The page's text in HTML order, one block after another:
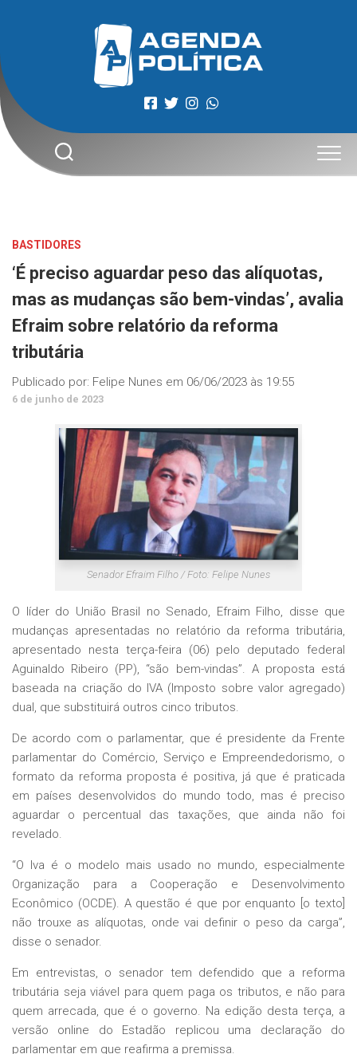
BASTIDORES
‘É preciso aguardar peso das alíquotas,
mas as mudanças são bem-vindas’, avalia
Efraim sobre relatório da reforma
tributária
Publicado por: Felipe Nunes em 06/06/2023 às 19:55
6 de junho de 2023
Senador Efraim Filho / Foto: Felipe Nunes
O líder do União Brasil no Senado, Efraim Filho, disse que
mudanças apresentadas no relatório da reforma tributária,
apresentado nesta terça-feira (06) pelo deputado federal
Aguinaldo Ribeiro (PP), “são bem-vindas”. A proposta está
baseada na criação do IVA (Imposto sobre valor agregado)
dual, que substituirá outros cinco tributos.
De acordo com o parlamentar, que é presidente da Frente
parlamentar do Comércio, Serviço e Empreendedorismo, o
formato da reforma proposta é positiva, já que é praticada
em países desenvolvidos do mundo todo, mas é preciso
aguardar o percentual das taxações, que ainda não foi
revelado.
“O Iva é o modelo mais usado no mundo, especialmente
Organização para a Cooperação e Desenvolvimento
Econômico (OCDE). A questão é que por enquanto [o texto]
não trouxe as alíquotas, onde vai definir o peso da carga”,
disse o senador.
Em entrevistas, o senador tem defendido que a reforma
tributária seja viável para quem paga os tributos, e não para
quem arrecada, que é o governo. Na edição desta terça, a
versão online do Estadão replicou uma declaração do
parlamentar em que reafirma a premissa.